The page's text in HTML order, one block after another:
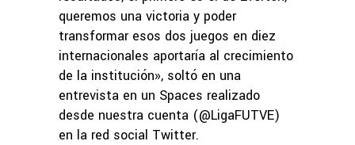
queremos una victoria y poder
transformar esos dos juegos en diez
internacionales aportaría al crecimiento
de la institución», soltó en una
entrevista en un Spaces realizado
desde nuestra cuenta (@LigaFUTVE)
en la red social Twitter.